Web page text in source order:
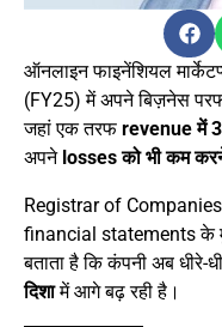
ऑनलाइन फाइनेंशियल
(FY25) में अपने बिज़नेस
जहां एक तरफ revenue में
अपने losses को भी कम
Registrar of
financial statements के
बताता है कि कंपनी अब धीरे-
दिशामें आगे बढ़ रही है।